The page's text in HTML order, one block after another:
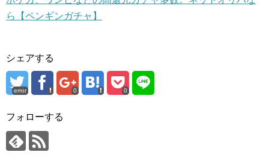
ら【ペンギンガチャ】
シェアする
error 0 0
フォローする